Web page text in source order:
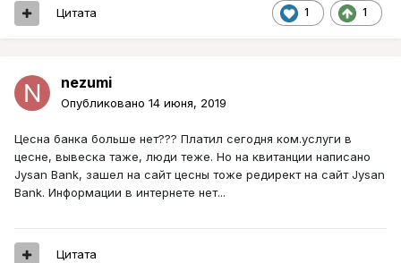
1 1
Цитата
nezumi
Опубликовано 14 июня, 2019
Цесна банка больше нет??? Платил сегодня ком.услуги в
цесне, вывеска таже, люди теже. Но на квитанции написано
Jysan Bank, зашел на сайт цесны тоже редирект на сайт Jysan
Bank. Информации в интернете нет...
Цитата